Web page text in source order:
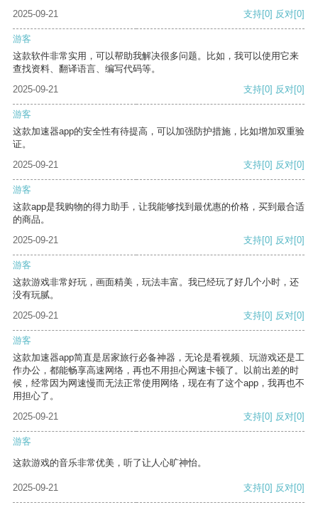
2025-09-21
支持[0] 反对[0]
游客
这款软件非常实用，可以帮助我解决很多问题。比如，我可以使用它来
查找资料、翻译语言、编写代码等。
2025-09-21
支持[0] 反对[0]
游客
这款加速器app的安全性有待提高，可以加强防护措施，比如增加双重验
证。
2025-09-21
支持[0] 反对[0]
游客
这款app是我购物的得力助手，让我能够找到最优惠的价格，买到最合适
的商品。
2025-09-21
支持[0] 反对[0]
游客
这款游戏非常好玩，画面精美，玩法丰富。我已经玩了好几个小时，还
没有玩腻。
2025-09-21
支持[0] 反对[0]
游客
这款加速器app简直是居家旅行必备神器，无论是看视频、玩游戏还是工
作办公，都能畅享高速网络，再也不用担心网速卡顿了。以前出差的时
候，经常因为网速慢而无法正常使用网络，现在有了这个app，我再也不
用担心了。
2025-09-21
支持[0] 反对[0]
游客
这款游戏的音乐非常优美，听了让人心旷神怡。
2025-09-21 支持[0] 反对[0]